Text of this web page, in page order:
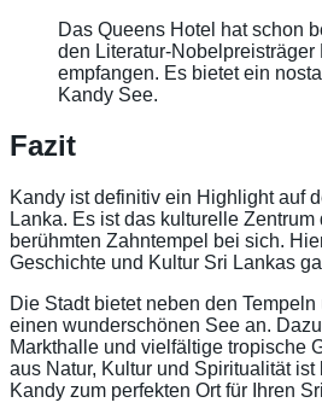
Das Queens Hotel hat schon
den Literatur-Nobelpreisträger
empfangen. Es bietet ein
Kandy See.
Fazit
Kandy ist definitiv ein Highlight auf
Lanka. Es ist das kulturelle
berühmten Zahntempel bei sich.
Geschichte und Kultur Sri Lankas
Die Stadt bietet neben den
einen wunderschönen See an.
Markthalle und vielfältige tropische
aus Natur, Kultur und Spiritualität
Kandy zum perfekten Ort für Ihren